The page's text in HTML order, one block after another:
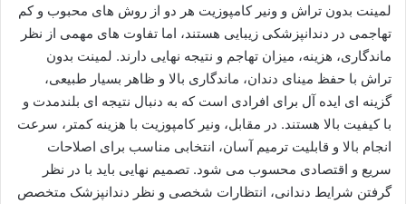
لمینت بدون تراش و ونیر کامپوزیت هر دو از روش های محبوب و کم
تهاجمی در دندانپزشکی زیبایی هستند، اما تفاوت های مهمی از نظر
ماندگاری، هزینه، میزان تهاجم و نتیجه نهایی دارند. لمینت بدون
تراش با حفظ مینای دندان، ماندگاری بالا و ظاهر بسیار طبیعی،
گزینه ای ایده آل برای افرادی است که به دنبال نتیجه ای بلندمدت و
با کیفیت بالا هستند. در مقابل، ونیر کامپوزیت با هزینه کمتر، سرعت
انجام بالا و قابلیت ترمیم آسان، انتخابی مناسب برای اصلاحات
سریع و اقتصادی محسوب می شود. تصمیم نهایی باید با در نظر
گرفتن شرایط دندانی، انتظارات شخصی و نظر دندانپزشک متخصص